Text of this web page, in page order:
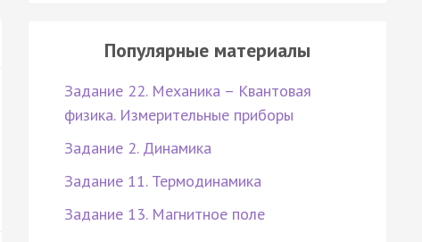
Популярные материалы
Задание 22. Механика – Квантовая
физика. Измерительные приборы
Задание 2. Динамика
Задание 11. Термодинамика
Задание 13. Магнитное поле